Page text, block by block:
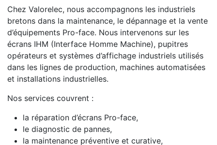
Chez Valorelec, nous accompagnons les industriels
bretons dans la maintenance, le dépannage et la vente
d’équipements Pro-face. Nous intervenons sur les
écrans IHM (Interface Homme Machine), pupitres
opérateurs et systèmes d’affichage industriels utilisés
dans les lignes de production, machines automatisées
et installations industrielles.
Nos services couvrent :
la réparation d’écrans Pro-face,
le diagnostic de pannes,
la maintenance préventive et curative,